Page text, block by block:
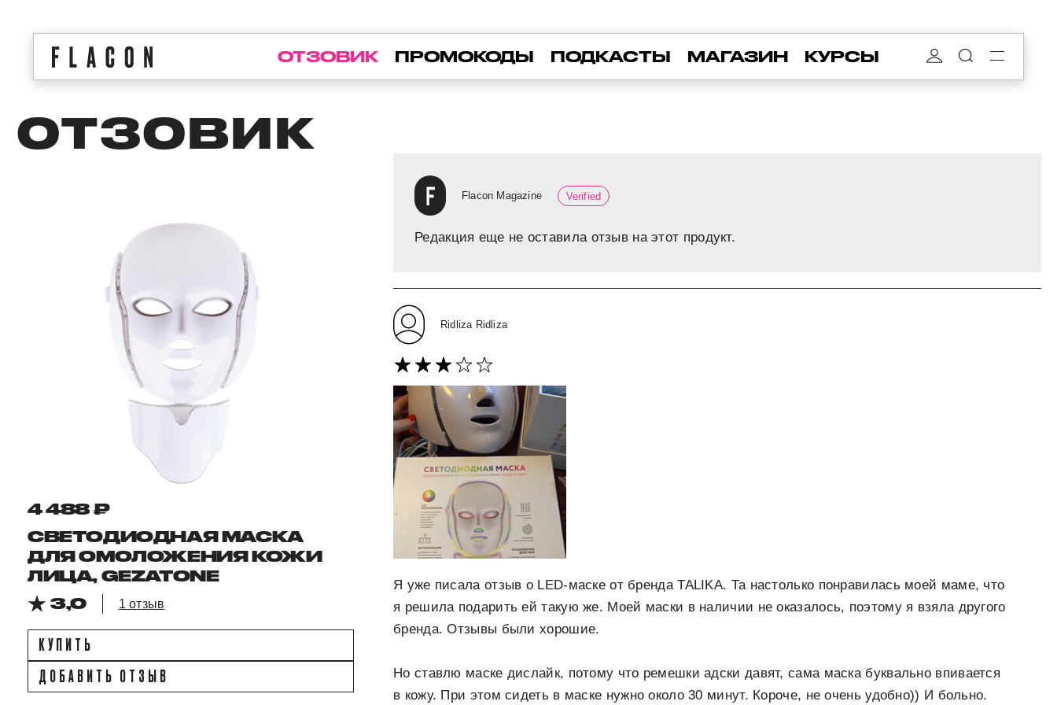
ОТЗОВИК ПРОМОКОДЫ ПОДКАСТЫ МАГАЗИН КУРСЫ
ОТЗОВИК
4 488 ₽
СВЕТОДИОДНАЯ МАСКА
ДЛЯ ОМОЛОЖЕНИЯ КОЖИ
ЛИЦА, GEZATONE
3,0
1 отзыв
КУПИТЬ
ДОБАВИТЬ ОТЗЫВ
Flacon Magazine Verified
Редакция еще не оставила отзыв на этот продукт.
Ridliza Ridliza
Я уже писала отзыв о LED-маске от бренда TALIKA. Та настолько понравилась моей маме, что
я решила подарить ей такую же. Моей маски в наличии не оказалось, поэтому я взяла другого
бренда. Отзывы были хорошие.
Но ставлю маске дислайк, потому что ремешки адски давят, сама маска буквально впивается
в кожу. При этом сидеть в маске нужно около 30 минут. Короче, не очень удобно)) И больно.